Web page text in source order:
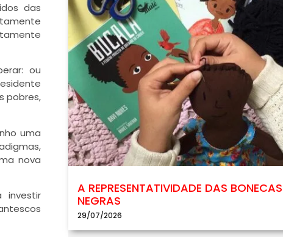
das
ou
pobres,
uma
nova
A REPRESENTATIVIDADE DAS BONECAS
NEGRAS
29/07/2026